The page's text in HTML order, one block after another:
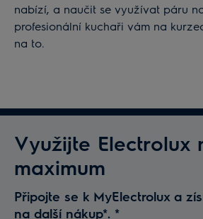
nabízí, a naučit se využívat páru
profesionální kuchaři vám na
na to.
Využijte Electrolux
maximum
Připojte se k MyElectrolux a
na další nákup*. *